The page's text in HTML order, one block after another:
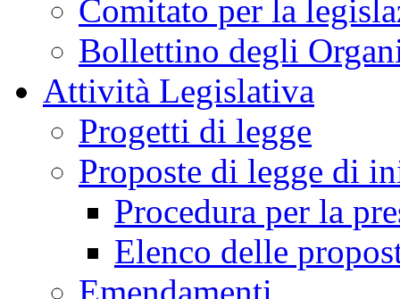
Comitato per la
Bollettino degli
Attività Legislativa
Progetti di legge
Proposte di legge di
Procedura per la
Elenco delle